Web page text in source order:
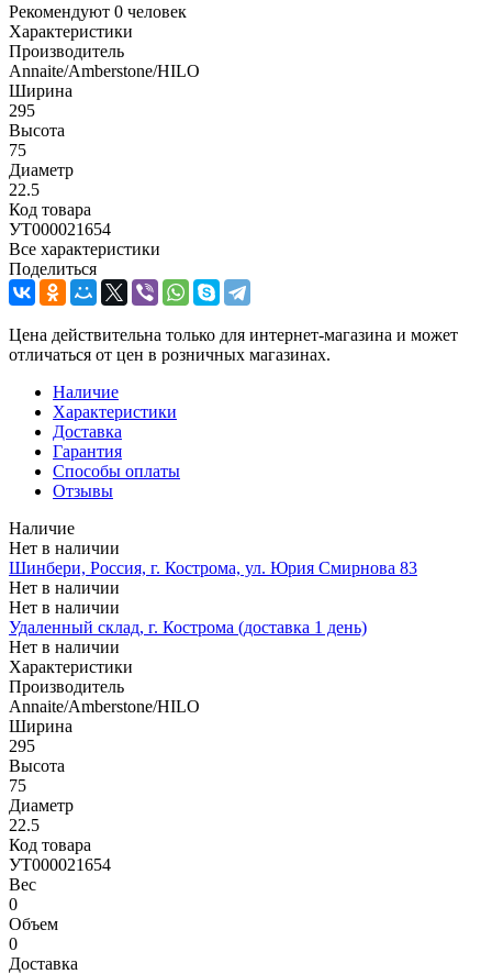
Рекомендуют 0 человек
Характеристики
Производитель
Annaite/Amberstone/HILO
Ширина
295
Высота
75
Диаметр
22.5
Код товара
УТ000021654
Все характеристики
Поделиться
Цена действительна только для интернет-магазина и может
отличаться от цен в розничных магазинах.
Наличие
Характеристики
Доставка
Гарантия
Способы оплаты
Отзывы
Наличие
Нет в наличии
Шинбери, Россия, г. Кострома, ул. Юрия Смирнова 83
Нет в наличии
Нет в наличии
Удаленный склад, г. Кострома (доставка 1 день)
Нет в наличии
Характеристики
Производитель
Annaite/Amberstone/HILO
Ширина
295
Высота
75
Диаметр
22.5
Код товара
УТ000021654
Вес
0
Объем
0
Доставка